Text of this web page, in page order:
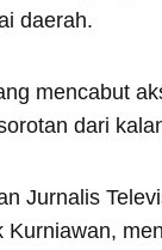
daerah.
mencabut
dari
Jurnalis
Kurniawan,